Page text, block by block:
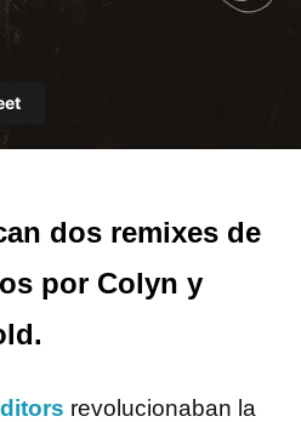
dos remixes de
por Colyn y
revolucionaban la